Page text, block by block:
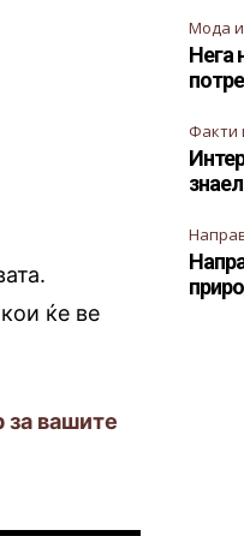
ќе ве
за вашите
Мода
Нега
Факти